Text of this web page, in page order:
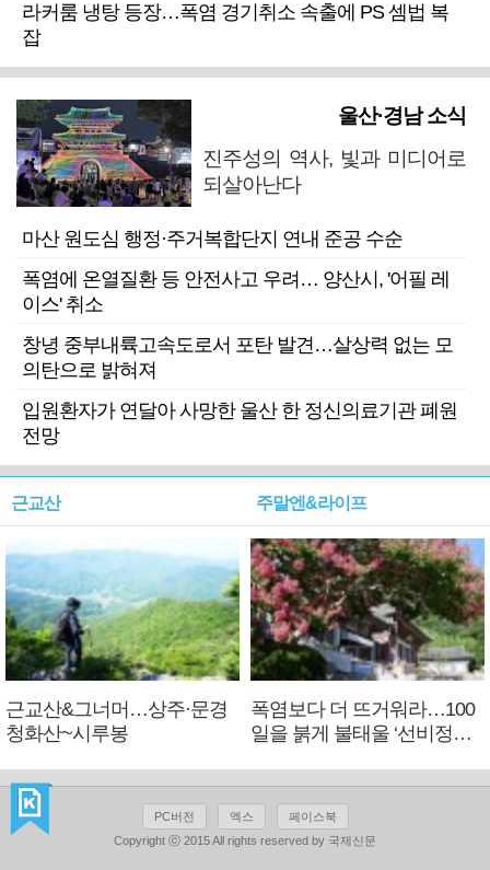
라커룸 냉탕 등장…폭염 경기취소 속출에 PS 셈법 복
잡
울산·경남 소식
진주성의 역사, 빛과 미디어로
되살아난다
마산 원도심 행정·주거복합단지 연내 준공 수순
폭염에 온열질환 등 안전사고 우려… 양산시, '어필 레
이스' 취소
창녕 중부내륙고속도로서 포탄 발견…살상력 없는 모
의탄으로 밝혀져
입원환자가 연달아 사망한 울산 한 정신의료기관 폐원
전망
근교산
근교산&그너머…상주·문경
청화산~시루봉
주말엔&라이프
폭염보다 더 뜨거워라…100
일을 붉게 불태울 ‘선비정신’
PC버전 엑스
페이스북
Copyright ⓒ 2015 All rights reserved by 국제신문